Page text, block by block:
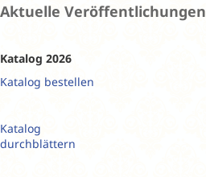
Aktuelle Veröffentlichungen
Katalog 2026
Katalog bestellen
Katalog
durchblättern